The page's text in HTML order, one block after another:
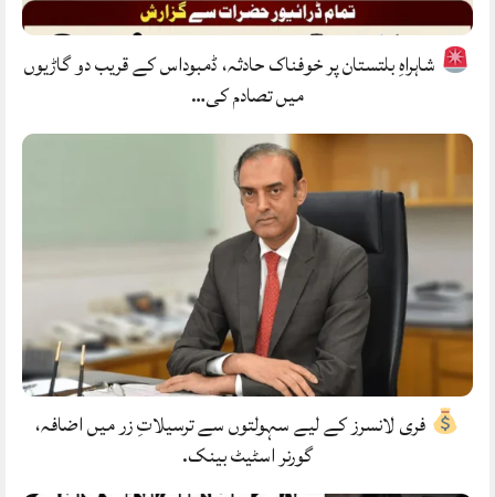
شاہراہِ بلتستان پر خوفناک حادثہ، ڈمبوداس کے قریب دو گاڑیوں
میں تصادم کی…
فری لانسرز کے لیے سہولتوں سے ترسیلاتِ زر میں اضافہ،
گورنر اسٹیٹ بینک.